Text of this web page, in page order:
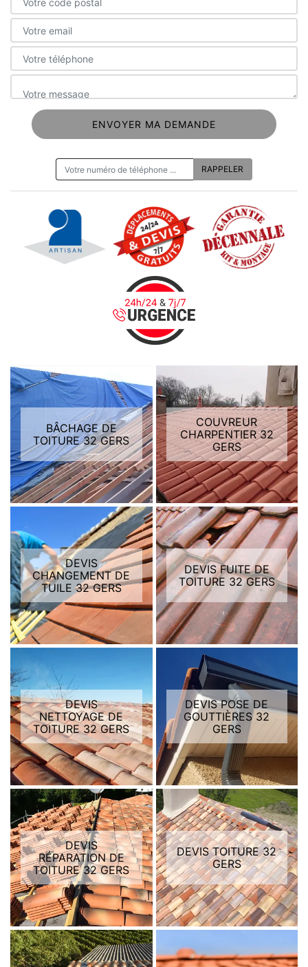
BÂCHAGE DE
TOITURE 32 GERS
COUVREUR
CHARPENTIER 32
GERS
DEVIS
CHANGEMENT DE
TUILE 32 GERS
DEVIS FUITE DE
TOITURE 32 GERS
DEVIS
NETTOYAGE DE
TOITURE 32 GERS
DEVIS POSE DE
GOUTTIÈRES 32
GERS
DEVIS
RÉPARATION DE
TOITURE 32 GERS
DEVIS TOITURE 32
GERS